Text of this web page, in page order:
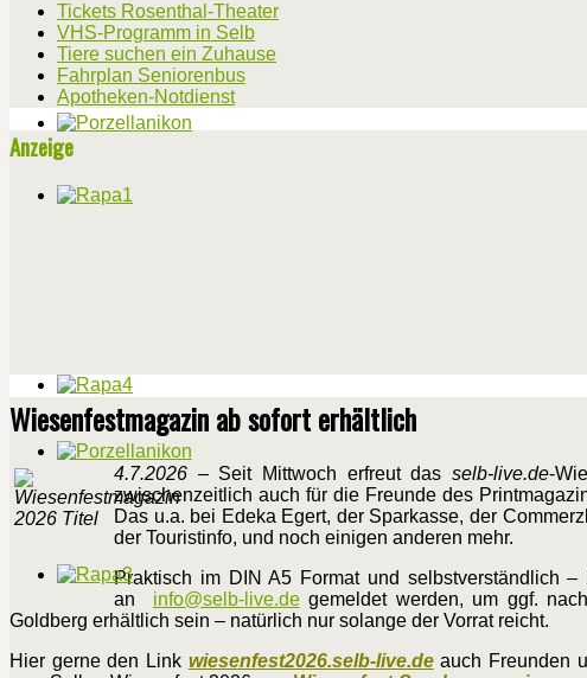
Tickets Rosenthal-Theater
VHS-Programm in Selb
Tiere suchen ein Zuhause
Fahrplan Seniorenbus
Apotheken-Notdienst
Anzeige
Wiesenfestmagazin ab sofort erhältlich
4.7.2026 – Seit Mittwoch erfreut das selb-live.de-
zwischenzeitlich auch für die Freunde des
Das u.a. bei Edeka Egert, der Sparkasse, der
der Touristinfo, und noch einigen anderen mehr.
Praktisch im DIN A5 Format und selbstverständlich
an info@selb-live.degemeldet werden, um ggf.
Goldberg erhältlich sein – natürlich nur solange der Vorrat reicht.
Hier gerne den Link wiesenfest2026.selb-live.deauch Freunden